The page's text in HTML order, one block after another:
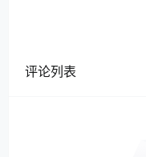
评论列表